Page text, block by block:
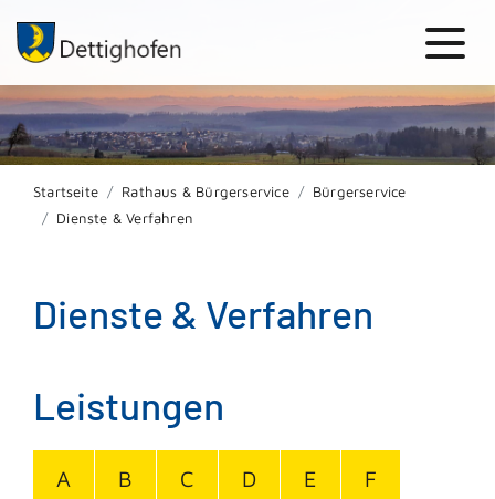
Startseite Rathaus & Bürgerservice
Bürgerservice
Dienste & Verfahren
Dienste & Verfahren
Leistungen
A B C D E F